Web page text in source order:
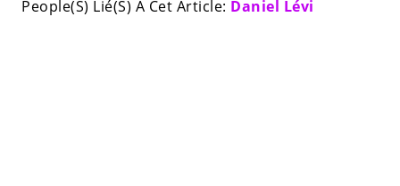
People(S) Lié(S) À Cet Article: Daniel Lévi